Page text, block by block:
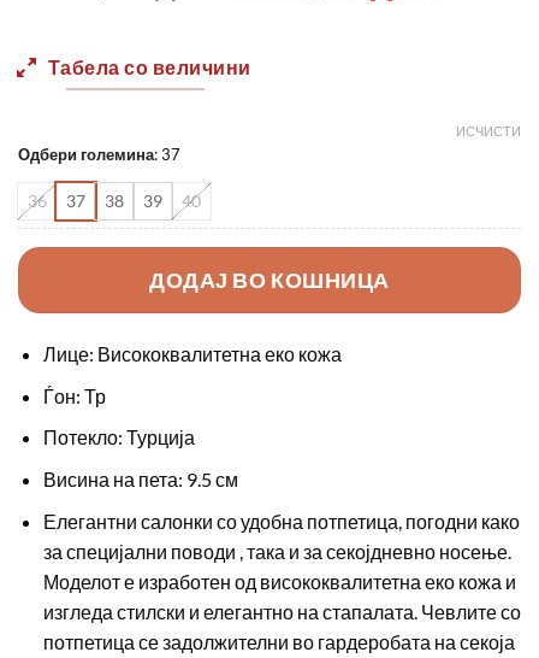
1950,00 ден.
Табела со величини
Одбери големина:37
36 37 38 39 40
ИСЧИСТИ
ДОДАЈ ВО КОШНИЦА
Лице: Висококвалитетна еко кожа
Ѓон: Тр
Потекло: Турција
Висина на пета: 9.5 см
Елегантни салонки со удобна потпетица, погодни како
за специјални поводи , така и за секојдневно носење.
Моделот е изработен од висококвалитетна еко кожа и
изгледа стилски и елегантно на стапалата. Чевлите со
потпетица се задолжителни во гардеробата на секоја